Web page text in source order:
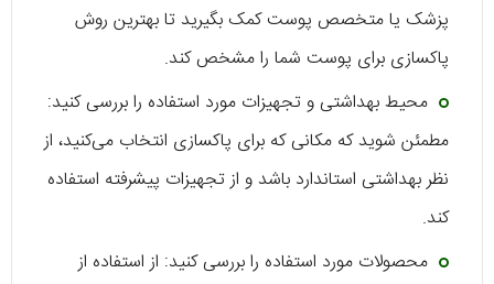
پزشک یا متخصص پوست کمک بگیرید تا بهترین روش
پاکسازی برای پوست شما را مشخص کند.
محیط بهداشتی و تجهیزات مورد استفاده را بررسی کنید:
مطمئن شوید که مکانی که برای پاکسازی انتخاب می‌کنید، از
نظر بهداشتی استاندارد باشد و از تجهیزات پیشرفته استفاده
کند.
محصولات مورد استفاده را بررسی کنید: از استفاده از